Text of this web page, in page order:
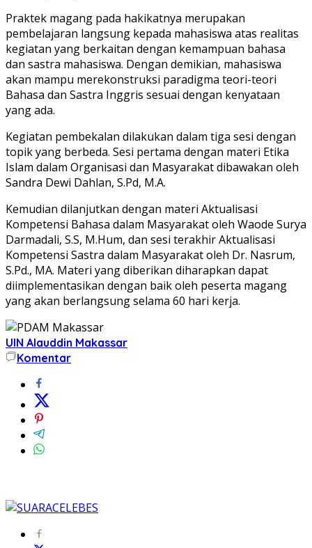
Praktek magang pada hakikatnya merupakan
pembelajaran langsung kepada mahasiswa atas realitas
kegiatan yang berkaitan dengan kemampuan bahasa
dan sastra mahasiswa. Dengan demikian, mahasiswa
akan mampu merekonstruksi paradigma teori-teori
Bahasa dan Sastra Inggris sesuai dengan kenyataan
yang ada.
Kegiatan pembekalan dilakukan dalam tiga sesi dengan
topik yang berbeda. Sesi pertama dengan materi Etika
Islam dalam Organisasi dan Masyarakat dibawakan oleh
Sandra Dewi Dahlan, S.Pd, M.A.
Kemudian dilanjutkan dengan materi Aktualisasi
Kompetensi Bahasa dalam Masyarakat oleh Waode Surya
Darmadali, S.S, M.Hum, dan sesi terakhir Aktualisasi
Kompetensi Sastra dalam Masyarakat oleh Dr. Nasrum,
S.Pd., MA. Materi yang diberikan diharapkan dapat
diimplementasikan dengan baik oleh peserta magang
yang akan berlangsung selama 60 hari kerja.
UIN Alauddin Makassar
Komentar